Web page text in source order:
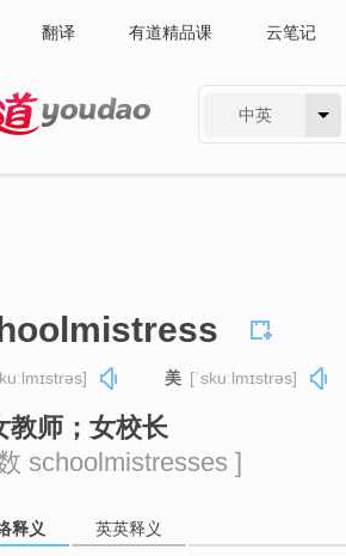
翻译 有道精品课 云笔记
中英
美 [ˈskuːlmɪstrəs]
教师；女校长
schoolmistresses ]
释义 英英释义